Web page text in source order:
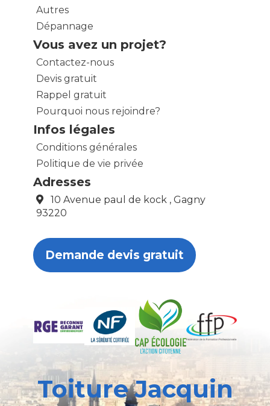
Autres
Dépannage
Vous avez un projet?
Contactez-nous
Devis gratuit
Rappel gratuit
Pourquoi nous rejoindre?
Infos légales
Conditions générales
Politique de vie privée
Adresses
10 Avenue paul de kock , Gagny
93220
Demande devis gratuit
Toiture Jacquin